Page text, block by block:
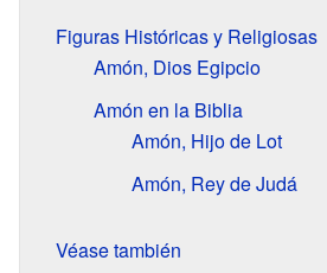
Figuras Históricas y Religiosas
Amón, Dios Egipcio
Amón en la Biblia
Amón, Hijo de Lot
Amón, Rey de Judá
Véase también